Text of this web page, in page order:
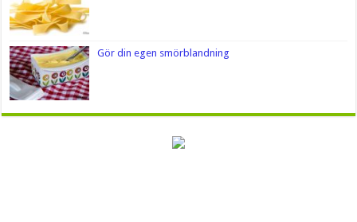
Gör din egen smörblandning